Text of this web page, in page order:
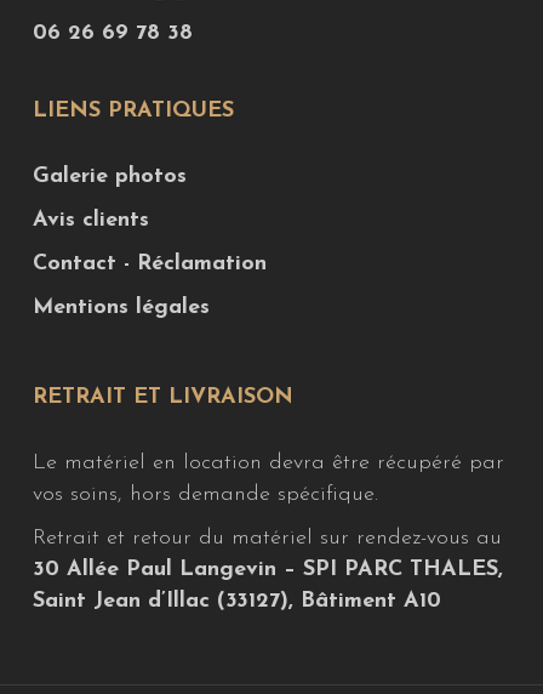
06 26 69 78 38
LIENS PRATIQUES
Galerie photos
Avis clients
Contact - Réclamation
Mentions légales
RETRAIT ET LIVRAISON
Le matériel en location devra être récupéré par
vos soins, hors demande spécifique.
Retrait et retour du matériel sur rendez-vous au
30 Allée Paul Langevin – SPI PARC THALES,
Saint Jean d’Illac (33127), Bâtiment A10